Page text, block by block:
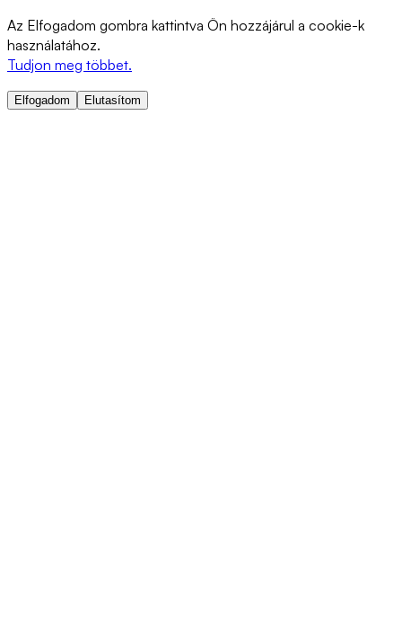
Az Elfogadom gombra kattintva Ön hozzájárul a cookie-k
használatához.
Tudjon meg többet.
Elfogadom Elutasítom